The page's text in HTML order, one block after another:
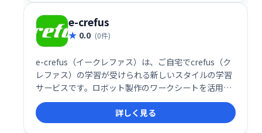
e-crefus
0.0 (0件)
e-crefus（イークレファス）は、ご自宅でcrefus（ク
レファス）の学習が受けられる新しいスタイルの学習
サービスです。ロボット製作のワークシートを活用し
た自習型で、教室の先生にオンラインで質問すること
も可能です。いつでもどこでも、自分のペースでロボ
ット製作を学び、創造性を育むことができます。
詳しく見る